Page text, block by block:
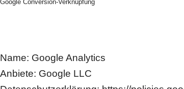
Google Conversion-Verknüpfung
Name: Google Analytics
Anbiete: Google LLC